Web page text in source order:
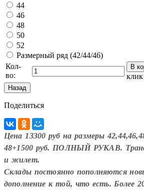
44
46
48
50
52
Размерный ряд (42/44/46)
Кол-
во:
клик
Поделиться
Цена 13300 руб на размеры
48+1500 руб. ПОЛНЫЙ РУКАВ.
и жилет.
Склады постоянно пополняются
дополнение к той, что есть. Более